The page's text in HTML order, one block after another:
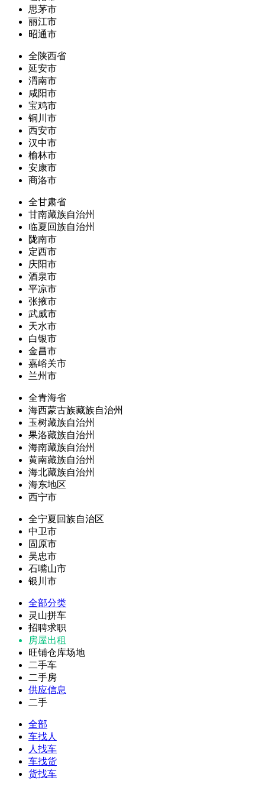
思茅市
丽江市
昭通市
全陕西省
延安市
渭南市
咸阳市
宝鸡市
铜川市
西安市
汉中市
榆林市
安康市
商洛市
全甘肃省
甘南藏族自治州
临夏回族自治州
陇南市
定西市
庆阳市
酒泉市
平凉市
张掖市
武威市
天水市
白银市
金昌市
嘉峪关市
兰州市
全青海省
海西蒙古族藏族自治州
玉树藏族自治州
果洛藏族自治州
海南藏族自治州
黄南藏族自治州
海北藏族自治州
海东地区
西宁市
全宁夏回族自治区
中卫市
固原市
吴忠市
石嘴山市
银川市
全部分类
灵山拼车
招聘求职
房屋出租
旺铺仓库场地
二手车
二手房
供应信息
二手
全部
车找人
人找车
车找货
货找车